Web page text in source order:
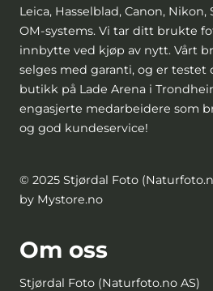
Leica, Hasselblad, Canon,
OM-systems. Vi tar ditt brukte
innbytte ved kjøp av nytt. Vårt
selges med garanti, og er testet
butikk på Lade Arena i
engasjerte medarbeidere som
og god kundeservice!
© 2025 Stjørdal Foto
by Mystore.no
Om oss
Stjørdal Foto (Naturfoto.no AS)